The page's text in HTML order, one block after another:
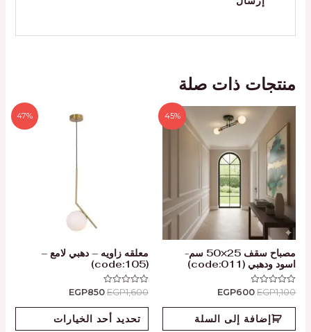
منتجات ذات صلة
45%
مصباح سقف 25×50 سم-
اسود ودهبي (code:011)
تم
التقييم
0
EGP1,100
EGP600
إضافة إلى السلة
47%
معلقه زاويه – دهبي لامع –
(code:105)
تم
التقييم
0
من
EGP1,600
EGP850
تحديد أحد الخيارات